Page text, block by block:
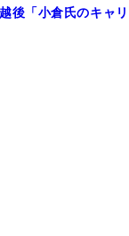
後「小倉氏のキャリ